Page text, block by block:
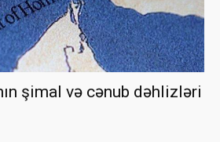
şimal və cənub dəhlizləri